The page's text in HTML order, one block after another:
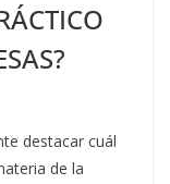
destacar cuál
de la